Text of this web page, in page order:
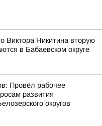
Виктора Никитина вторую
в Бабаевском округе
Провёл рабочее
развития
округов